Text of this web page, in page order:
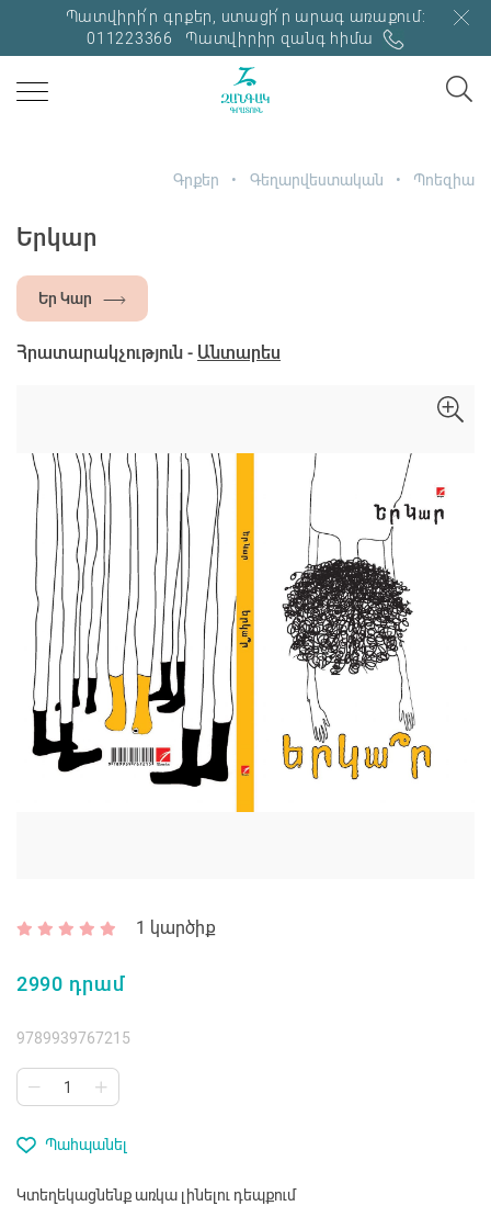
Պատվիրի՛ր գրքեր, ստացի՛ր արագ առաքում:
011223366
Պատվիրիր զանգ հիմա
Գրքեր Գեղարվեստական Պոեզիա
Երկար
Եր Կար
Հրատարակչություն - Անտարես
1 կարծիք
2990 դրամ
9789939767215
Պահպանել
Կտեղեկացնենք առկա լինելու դեպքում